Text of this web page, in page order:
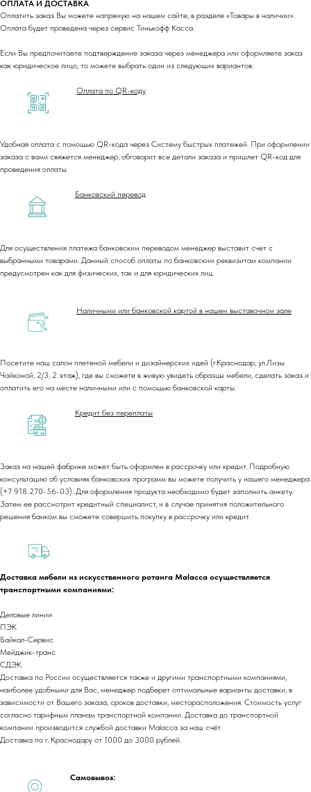
ОПЛАТА И ДОСТАВКА
Оплатить заказ Вы можете напрямую на нашем сайте, в разделе «Товары в наличии».
Оплата будет проведена через сервис Тинькофф Касса.
Если Вы предпочитаете подтверждение заказа через менеджера или оформляете заказ
как юридическое лицо, то можете выбрать один из следующих вариантов:
Оплата по QR-коду
Удобная оплата с помощью QR-кода через Систему быстрых платежей. При оформлении
заказа с вами свяжется менеджер, обговорит все детали заказа и пришлет QR-код для
проведения оплаты.
Банковский перевод
Для осуществления платежа банковским переводом менеджер выставит счет с
выбранными товарами. Данный способ оплаты по банковским реквизитам компании
предусмотрен как для физических, так и для юридических лиц.
Наличными или банковской картой в нашем выставочном зале
Посетите наш салон плетеной мебели и дизайнерских идей (г.Краснодар, ул.Лизы
Чайконой, 2/3, 2 этаж), где вы сможете в живую увидеть образцы мебели, сделать заказ и
оплатить его на месте наличными или с помощью банковской карты.
Кредит без переплаты
Заказ на нашей фабрике может быть оформлен в рассрочку или кредит. Подробную
консультацию об условиях банковских программ вы можете получить у нашего менеджера
(+7 918 270-56-03). Для оформления продукта необходимо будет заполнить анкету.
Затем ее рассмотрит кредитный специалист, и в случае принятия положительного
решения банком вы сможете совершить покупку в рассрочку или кредит.
Доставка мебели из искусственного ротанга Malacca осуществляется
транспортными компаниями:
Деловые линии
ПЭК
Байкал-Сервис
Мейджик-транс
СДЭК
Доставка по России осуществляется также и другими транспортными компаниями,
наиболее удобными для Вас, менеджер подберет оптимальные варианты доставки, в
зависимости от Вашего заказа, сроков доставки, месторасположения. Стоимость услуг
согласно тарифным планам транспортной компании. Доставка до транспортной
компании производится службой доставки Malacca за наш счёт.
Доставка по г. Краснодару от 1000 до 3000 рублей.
Самовывоз:
Cогласие на обработку персональных данных
Политика обработки персональных данных
ООО «Малакка
Гостеприимство»
Каталог
Портфолио
Юридический адрес:
350059, г.Краснодар, ул.Уральская, д.22
+7 (918) 270-56-03
Фактические адреса:
г. Краснодар,
г. Москва,
ТРЦ Европолис.
Moсковская обл.,г.о. Истра, д.Покровское,
ул. Центральная, здание 33
График работы:
Пн-сб: с 9:00 до 18:00
Вс: выходной
Доставка и оплата
Сотрудничество
Контакты
Для бизнеса